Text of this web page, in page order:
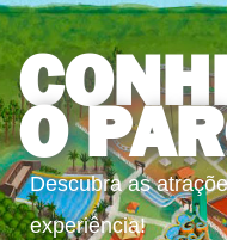
O
Descubra as
experiência!